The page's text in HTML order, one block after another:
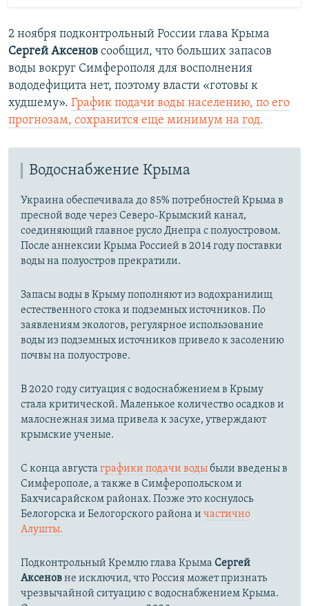
2 ноября подконтрольный России глава Крыма
Сергей Аксенов сообщил, что больших запасов
воды вокруг Симферополя для восполнения
вододефицита нет, поэтому власти «готовы к
худшему». График подачи воды населению, по его
прогнозам, сохранится еще минимум на год.
Водоснабжение Крыма
Украина обеспечивала до 85% потребностей Крыма в
пресной воде через Северо-Крымский канал,
соединяющий главное русло Днепра с полуостровом.
После аннексии Крыма Россией в 2014 году поставки
воды на полуостров прекратили.
Запасы воды в Крыму пополняют из водохранилищ
естественного стока и подземных источников. По
заявлениям экологов, регулярное использование
воды из подземных источников привело к засолению
почвы на полуострове.
В 2020 году ситуация с водоснабжением в Крыму
стала критической. Маленькое количество осадков и
малоснежная зима привела к засухе, утверждают
крымские ученые.
С конца августа графики подачи водыбыли введены в
Симферополе, а также в Симферопольском и
Бахчисарайском районах. Позже это коснулось
Белогорска и Белогорского района и частично
Алушты.
Подконтрольный Кремлю глава Крыма Сергей
Аксеновне исключил, что Россия может признать
чрезвычайной ситуацию с водоснабжением Крыма.